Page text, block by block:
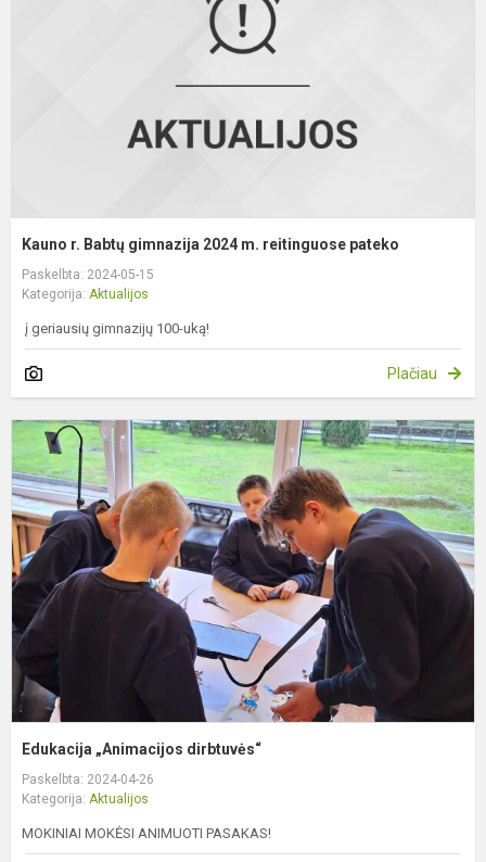
Kauno r. Babtų gimnazija 2024 m. reitinguose pateko
Paskelbta: 2024-05-15
Kategorija: Aktualijos
į geriausių gimnazijų 100-uką!
Plačiau
Edukacija „Animacijos dirbtuvės“
Paskelbta: 2024-04-26
Kategorija: Aktualijos
MOKINIAI MOKĖSI ANIMUOTI PASAKAS!